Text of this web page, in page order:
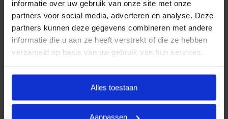
informatie over uw gebruik van onze site met onze
partners voor social media, adverteren en analyse. Deze
partners kunnen deze gegevens combineren met andere
informatie die u aan ze heeft verstrekt of die ze hebben
verzameld op basis van uw gebruik van hun services.
Alles toestaan
Aanpassen
Klanten Vertellen
met met meer dan 1400
beoordelingen.
9.3
Klanten